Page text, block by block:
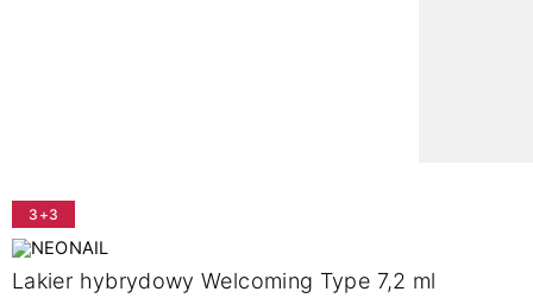
3+3
Lakier hybrydowy Welcoming Type 7,2 ml